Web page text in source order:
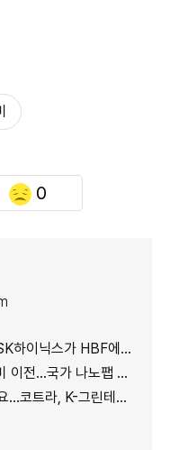
0
가 HBF에 집중하는 이유
가 나노팹 공정 지원
그린테크 수출길 넓힌다